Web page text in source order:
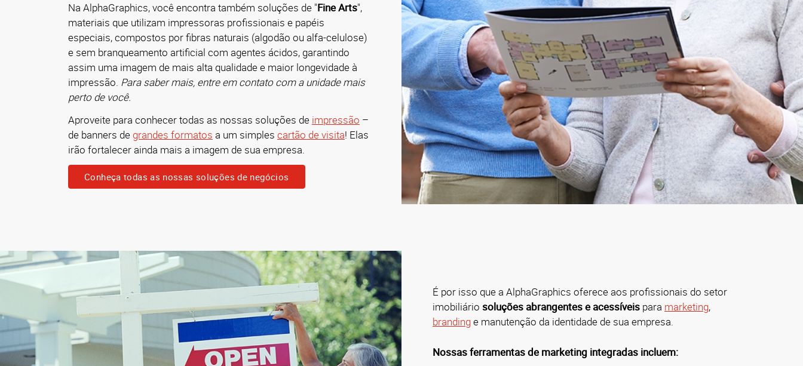
Na AlphaGraphics, você encontra também soluções de "Fine Arts",
materiais que utilizam impressoras profissionais e papéis
especiais, compostos por fibras naturais (algodão ou alfa-celulose)
e sem branqueamento artificial com agentes ácidos, garantindo
assim uma imagem de mais alta qualidade e maior longevidade à
impressão. Para saber mais, entre em contato com a unidade mais
perto de você.
Aproveite para conhecer todas as nossas soluções de impressão –
de banners de grandes formatos a um simples cartão de visita! Elas
irão fortalecer ainda mais a imagem de sua empresa.
Conheça todas as nossas soluções de negócios
É por isso que a AlphaGraphics oferece aos profissionais do setor
imobiliário soluções abrangentes e acessíveis para marketing,
brandinge manutenção da identidade de sua empresa.
Nossas ferramentas de marketing integradas incluem: